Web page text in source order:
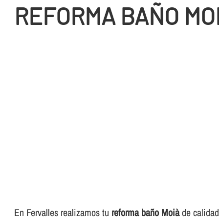
REFORMA BAÑO
En Fervalles realizamos tu reforma baño Moiàde